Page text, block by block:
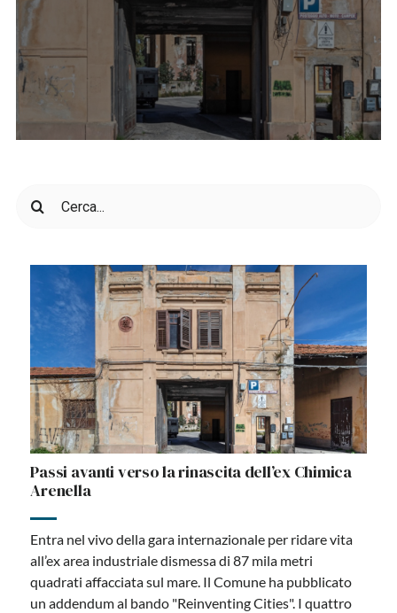
per:
Passi avanti verso la rinascita dell’ex Chimica
Arenella
Entra nel vivo della gara internazionale per ridare vita
all’ex area industriale dismessa di 87 mila metri
quadrati affacciata sul mare. Il Comune ha pubblicato
un addendum al bando "Reinventing Cities". I quattro